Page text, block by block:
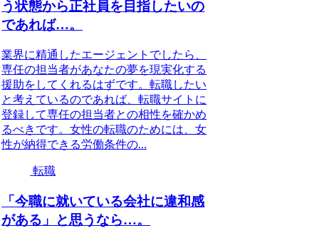
う状態から正社員を目指したいの
であれば…。
業界に精通したエージェントでしたら、
専任の担当者があなたの夢を現実化する
援助をしてくれるはずです。転職したい
と考えているのであれば、転職サイトに
登録して専任の担当者との相性を確かめ
るべきです。女性の転職のためには、女
性が納得できる労働条件の...
転職
「今職に就いている会社に違和感
がある」と思うなら…。